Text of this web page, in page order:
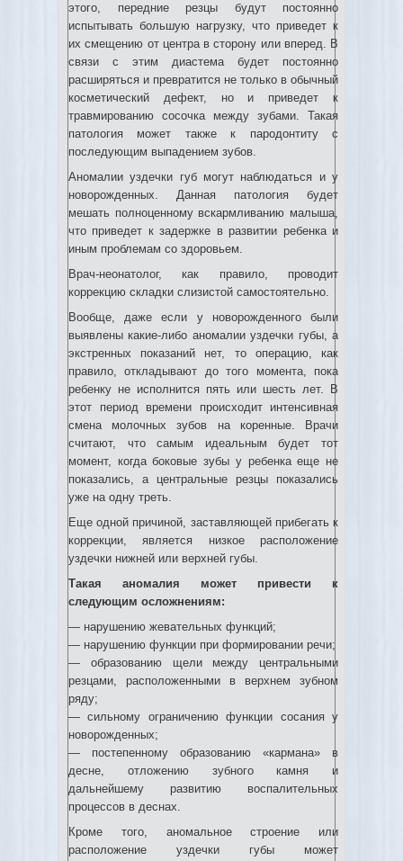
этого, передние резцы будут постоянно
испытывать большую нагрузку, что приведет к
их смещению от центра в сторону или вперед. В
связи с этим диастема будет постоянно
расширяться и превратится не только в обычный
косметический дефект, но и приведет к
травмированию сосочка между зубами. Такая
патология может также к пародонтиту с
последующим выпадением зубов.
Аномалии уздечки губ могут наблюдаться и у
новорожденных. Данная патология будет
мешать полноценному вскармливанию малыша,
что приведет к задержке в развитии ребенка и
иным проблемам со здоровьем.
Врач-неонатолог, как правило, проводит
коррекцию складки слизистой самостоятельно.
Вообще, даже если у новорожденного были
выявлены какие-либо аномалии уздечки губы, а
экстренных показаний нет, то операцию, как
правило, откладывают до того момента, пока
ребенку не исполнится пять или шесть лет. В
этот период времени происходит интенсивная
смена молочных зубов на коренные. Врачи
считают, что самым идеальным будет тот
момент, когда боковые зубы у ребенка еще не
показались, а центральные резцы показались
уже на одну треть.
Еще одной причиной, заставляющей прибегать к
коррекции, является низкое расположение
уздечки нижней или верхней губы.
Такая аномалия может привести к
следующим осложнениям:
— нарушению жевательных функций;
— нарушению функции при формировании речи;
— образованию щели между центральными
резцами, расположенными в верхнем зубном
ряду;
— сильному ограничению функции сосания у
новорожденных;
— постепенному образованию «кармана» в
десне, отложению зубного камня и
дальнейшему развитию воспалительных
процессов в деснах.
Кроме того, аномальное строение или
расположение уздечки губы может